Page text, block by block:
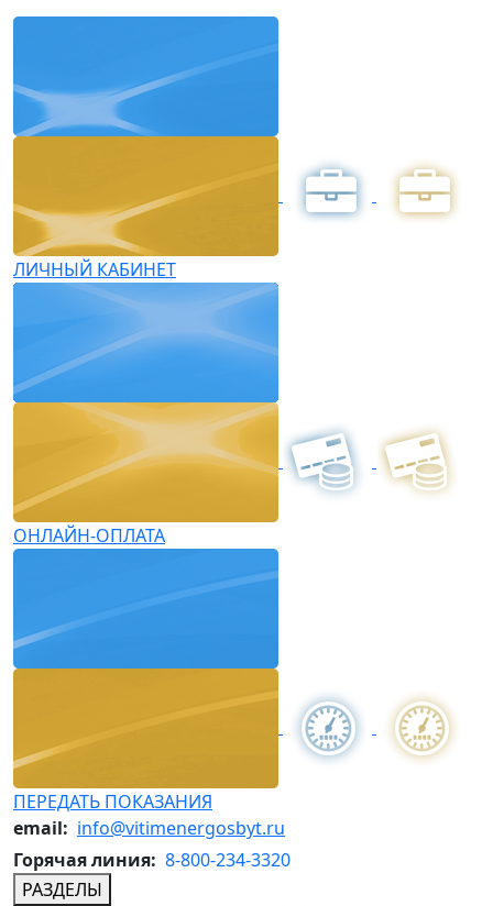
ЛИЧНЫЙ КАБИНЕТ
ОНЛАЙН-ОПЛАТА
ПЕРЕДАТЬ ПОКАЗАНИЯ
email: info@vitimenergosbyt.ru
Горячая линия: 8-800-234-3320
РАЗДЕЛЫ